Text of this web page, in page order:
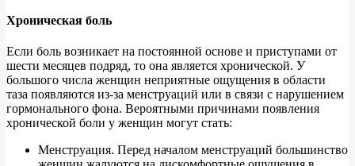
Хроническая боль
Если боль возникает на постоянной основе и приступами от
шести месяцев подряд, то она является хронической. У
большого числа женщин неприятные ощущения в области
таза появляются из-за менструаций или в связи с нарушением
гормонального фона. Вероятными причинами появления
хронической боли у женщин могут стать:
Менструация. Перед началом менструаций большинство